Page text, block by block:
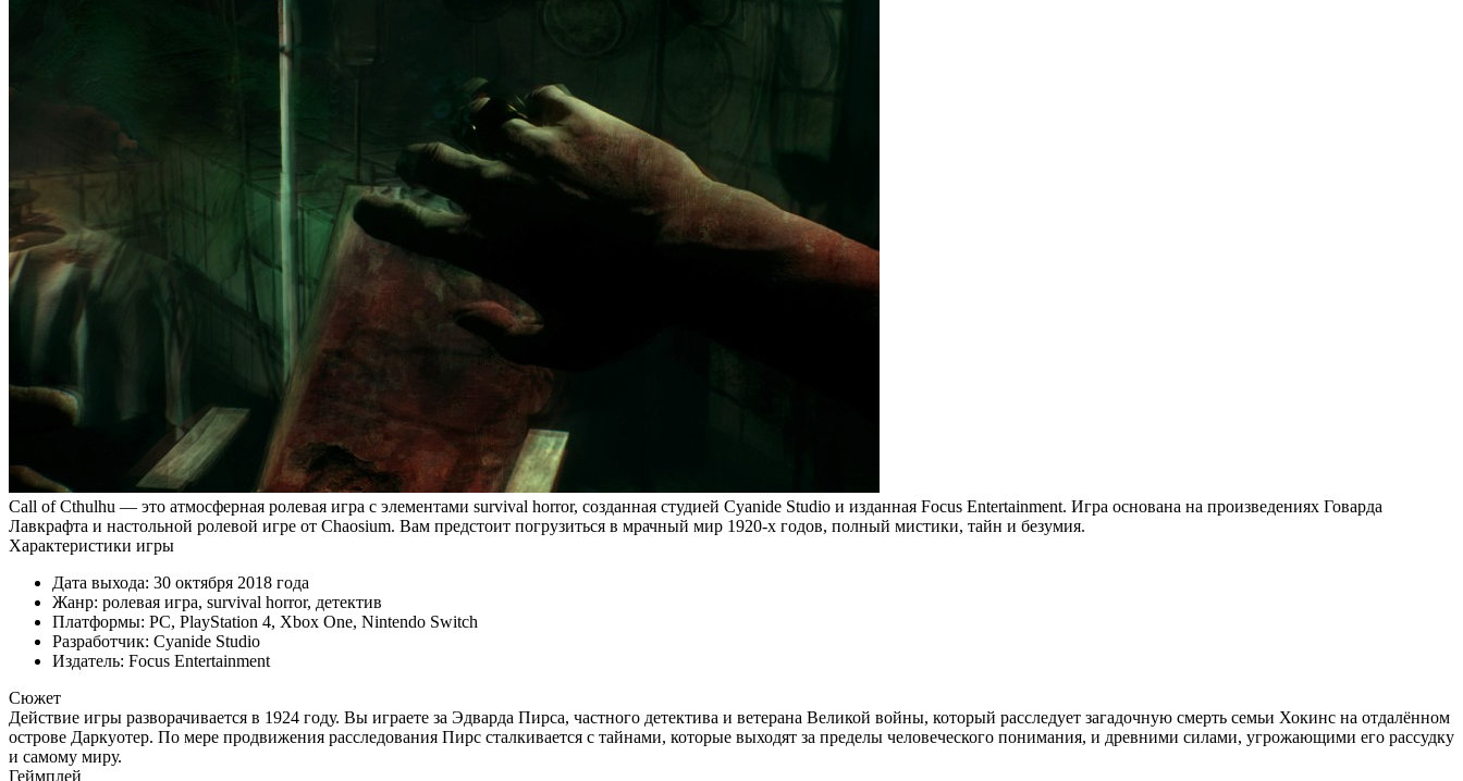
Call of Cthulhu — это атмосферная ролевая игра с элементами survival horror, созданная студией Cyanide Studio и изданная Focus Entertainment. Игра основана на произведениях Говарда
Лавкрафта и настольной ролевой игре от Chaosium. Вам предстоит погрузиться в мрачный мир 1920-х годов, полный мистики, тайн и безумия.
Характеристики игры
Дата выхода: 30 октября 2018 года
Жанр: ролевая игра, survival horror, детектив
Платформы: PC, PlayStation 4, Xbox One, Nintendo Switch
Разработчик: Cyanide Studio
Издатель: Focus Entertainment
Сюжет
Действие игры разворачивается в 1924 году. Вы играете за Эдварда Пирса, частного детектива и ветерана Великой войны, который расследует загадочную смерть семьи Хокинс на отдалённом
острове Даркуотер. По мере продвижения расследования Пирс сталкивается с тайнами, которые выходят за пределы человеческого понимания, и древними силами, угрожающими его рассудку
и самому миру.
Геймплей